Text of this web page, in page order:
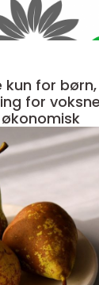
kun for
for